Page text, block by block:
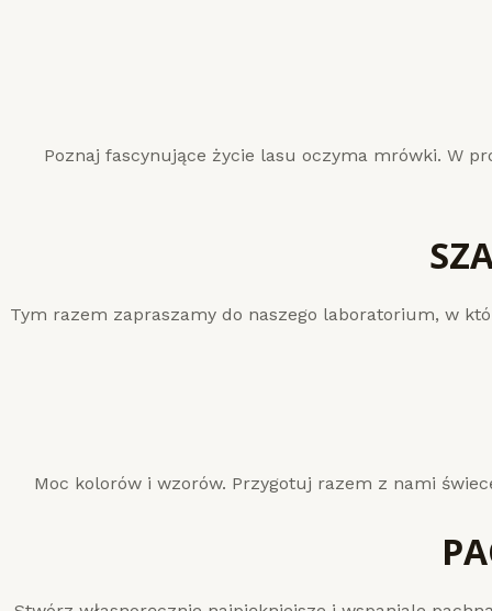
Poznaj fascynujące życie lasu oczyma mrówki. W
Tym razem zapraszamy do naszego laboratorium, w
Moc kolorów i wzorów. Przygotuj razem z nami